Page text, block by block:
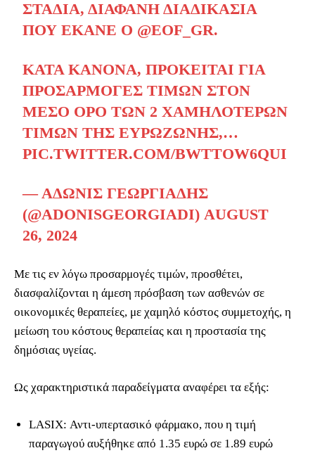
ΣΤΆΔΙΑ, ΔΙΑΦΑΝΉ ΔΙΑΔΙΚΑΣΊΑ
ΠΟΥ ΈΚΑΝΕ Ο @EOF_GR.
ΚΑΤΆ ΚΑΝΌΝΑ, ΠΡΌΚΕΙΤΑΙ ΓΙΑ
ΠΡΟΣΑΡΜΟΓΈΣ ΤΙΜΏΝ ΣΤΟΝ
ΜΈΣΟ ΌΡΟ ΤΩΝ 2 ΧΑΜΗΛΌΤΕΡΩΝ
ΤΙΜΏΝ ΤΗΣ ΕΥΡΩΖΏΝΗΣ,…
PIC.TWITTER.COM/BWTTOW6QUI
— ΆΔΩΝΙΣ ΓΕΩΡΓΙΆΔΗΣ
(@ADONISGEORGIADI) AUGUST
26, 2024
Με τις εν λόγω προσαρμογές τιμών, προσθέτει,
διασφαλίζονται η άμεση πρόσβαση των ασθενών σε
οικονομικές θεραπείες, με χαμηλό κόστος συμμετοχής, η
μείωση του κόστους θεραπείας και η προστασία της
δημόσιας υγείας.
Ως χαρακτηριστικά παραδείγματα αναφέρει τα εξής:
LASIX: Αντι-υπερτασικό φάρμακο, που η τιμή
παραγωγού αυξήθηκε από 1.35 ευρώ σε 1.89 ευρώ